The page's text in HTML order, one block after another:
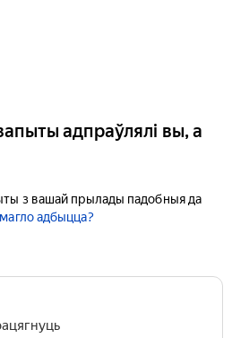
адпраўлялі вы, а
з вашай прылады падобныя да
адбыцца?